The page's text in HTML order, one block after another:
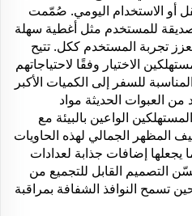
أو الاستخدام اليومي. صُمّمت
للمستخدم مثل أغطية سهلة
تجربة المستخدم ككل. تتيح
الاختيار وفقًا لاحتياجاتهم
للسفر إلى الكميات الأكبر
من العبوات الحديثة مواد
الواعين بالبيئة مع
المظهر الجمالي لهذه الحاويات
يجعلها إضافات جذابة لعدادات
التصميم القابل للتجميع من
تسمح النوافذ الشفافة بمراقبة